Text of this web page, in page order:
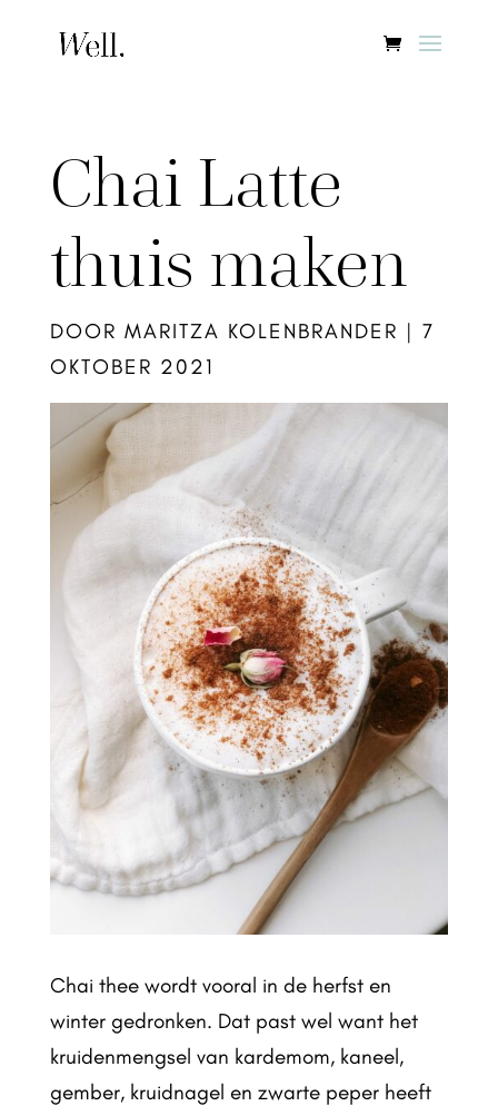
Chai Latte
thuis maken
DOOR MARITZA KOLENBRANDER | 7
OKTOBER 2021
Chai thee wordt vooral in de herfst en
winter gedronken. Dat past wel want het
kruidenmengsel van kardemom, kaneel,
gember, kruidnagel en zwarte peper heeft